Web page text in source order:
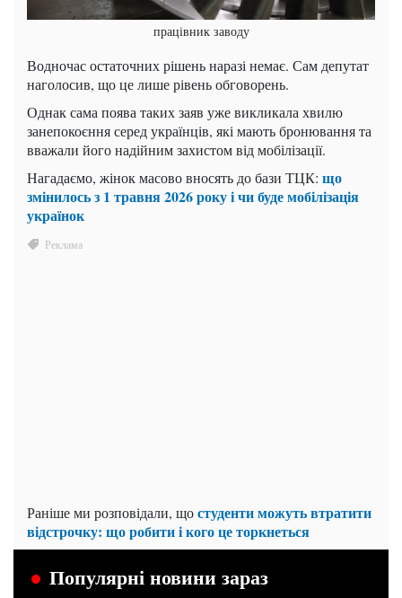
працівник заводу
Водночас остаточних рішень наразі немає. Сам депутат
наголосив, що це лише рівень обговорень.
Однак сама поява таких заяв уже викликала хвилю
занепокоєння серед українців, які мають бронювання та
вважали його надійним захистом від мобілізації.
Нагадаємо, жінок масово вносять до бази ТЦК: що
змінилось з 1 травня 2026 року і чи буде мобілізація
українок
Раніше ми розповідали, щостуденти можуть втратити
відстрочку: що робити і кого це торкнеться
Популярні новини зараз